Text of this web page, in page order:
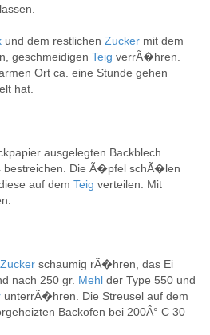
und dem restlichen Zucker mit dem
geschmeidigen Teig verrÃ�hren.
Ort ca. eine Stunde gehen
hat.
ausgelegten Backblech
bestreichen. Die Ã�pfel schÃ�len
auf dem Teig verteilen. Mit
Zucker schaumig rÃ�hren, das Ei
nach 250 gr. Mehl der Type 550 und
unterrÃ�hren. Die Streusel auf dem
Backofen bei 200Â° C 30